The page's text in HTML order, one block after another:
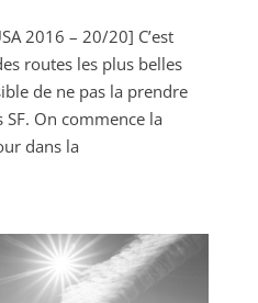
2016 – 20/20] C’est
routes les plus belles
de ne pas la prendre
On commence la
dans la